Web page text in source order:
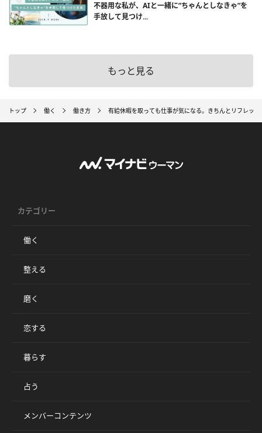
不器用な私が、AIと一緒に”ちゃんとしなきゃ”を
手放して見つけ...
もっと見る
トップ 働く 働き方 有給休暇を取っても仕事が気になる。きちんとリフレッ
カテゴリー
働く
整える
磨く
恋する
暮らす
占う
メンバーコンテンツ